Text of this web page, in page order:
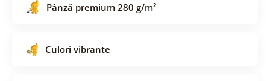
Pânză premium 280 g/m²
Culori vibrante